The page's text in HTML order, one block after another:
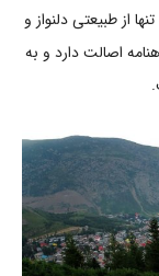
از طبیعتی دلنواز و
اصالت دارد و به